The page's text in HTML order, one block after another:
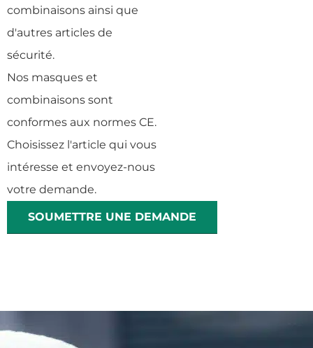
combinaisons ainsi que
d'autres articles de
sécurité.
Nos masques et
combinaisons sont
conformes aux normes CE.
Choisissez l'article qui vous
intéresse et envoyez-nous
votre demande.
SOUMETTRE UNE DEMANDE